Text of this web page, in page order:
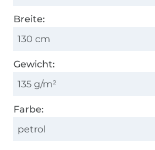
Breite:
130 cm
Gewicht:
135 g/m²
Farbe:
petrol